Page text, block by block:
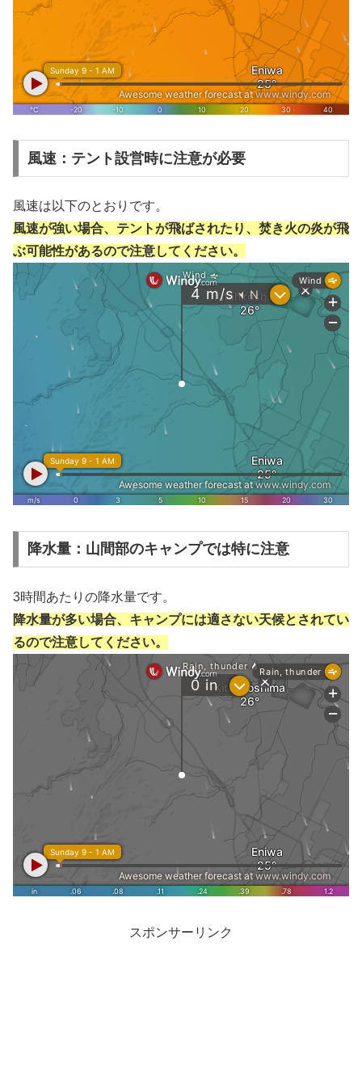
風速：テント設営時に注意が必要
風速は以下のとおりです。
風速が強い場合、テントが飛ばされたり、焚き火の炎が飛
ぶ可能性があるので注意してください。
降水量：山間部のキャンプでは特に注意
3時間あたりの降水量です。
降水量が多い場合、キャンプには適さない天候とされてい
るので注意してください。
スポンサーリンク